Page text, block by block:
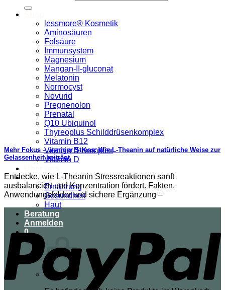
lessmore® Kosmetik
Aminosäuren
Folsäure
Immunsystem
Magnesium
Mangan-II-gluconat
Melatonin
Normocyst
Novurid
Pregnenolon
Prenatal
Q10 Ubiquinol
Thyreoplus Schilddrüsenkomplex
Vitamin B12
Vitamin B-Komplex
Vitamin D
Ratgeber
Ernährung
Gesundheit
Haut
Beratung
Anmelden
0
Mehr Fokus – weniger Stress: Wie L-Theanin auf natürliche Weise zur
Gelassenheit beiträgt
Entdecke, wie L‑Theanin Stressreaktionen sanft
ausbalanciert und Konzentration fördert. Fakten,
Anwendungsfelder und sichere Ergänzung –